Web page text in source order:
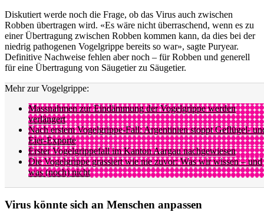
Diskutiert werde noch die Frage, ob das Virus auch zwischen
Robben übertragen wird. «Es wäre nicht überraschend, wenn es zu
einer Übertragung zwischen Robben kommen kann, da dies bei der
niedrig pathogenen Vogelgrippe bereits so war», sagte Puryear.
Definitive Nachweise fehlen aber noch – für Robben und generell
für eine Übertragung von Säugetier zu Säugetier.
Mehr zur Vogelgrippe:
Massnahmen zur Eindämmung der Vogelgrippe werden
verlängert
Nach erstem Vogelgrippe-Fall: Argentinien stoppt Geflügel-
Eier-Exporte
Erster Vogelgrippefall im Kanton Aargau nachgewiesen
Die Vogelgrippe grassiert wie nie zuvor: Was wir wissen – und
was (noch) nicht
Virus könnte sich an Menschen anpassen